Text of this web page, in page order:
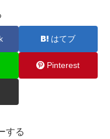
はてブ
Pinterest
する